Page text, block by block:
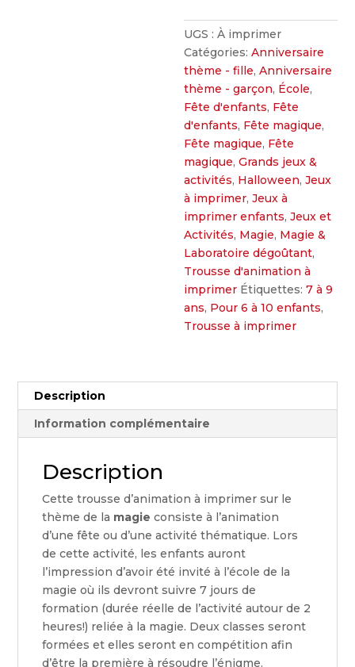
UGS :À imprimer
Catégories:Anniversaire
thème - fille,Anniversaire
thème - garçon, École,
Fête d'enfants, Fête
d'enfants, Fête magique,
Fête magique, Fête
magique,Grands jeux &
activités, Halloween,Jeux
à imprimer,Jeux à
imprimer enfants,Jeux et
Activités, Magie, Magie &
Laboratoire dégoûtant,
Trousse d'animation à
imprimer Étiquettes:7 à 9
ans, Pour 6 à 10 enfants,
Trousse à imprimer
Description
Information complémentaire
Description
Cette trousse d’animation à imprimer sur le
thème de la magie consiste à l’animation
d’une fête ou d’une activité thématique. Lors
de cette activité, les enfants auront
l’impression d’avoir été invité à l’école de la
magie où ils devront suivre 7 jours de
formation (durée réelle de l’activité autour de 2
heures!) reliée à la magie. Deux classes seront
formées et elles seront en compétition afin
d’être la première à résoudre l’énigme.